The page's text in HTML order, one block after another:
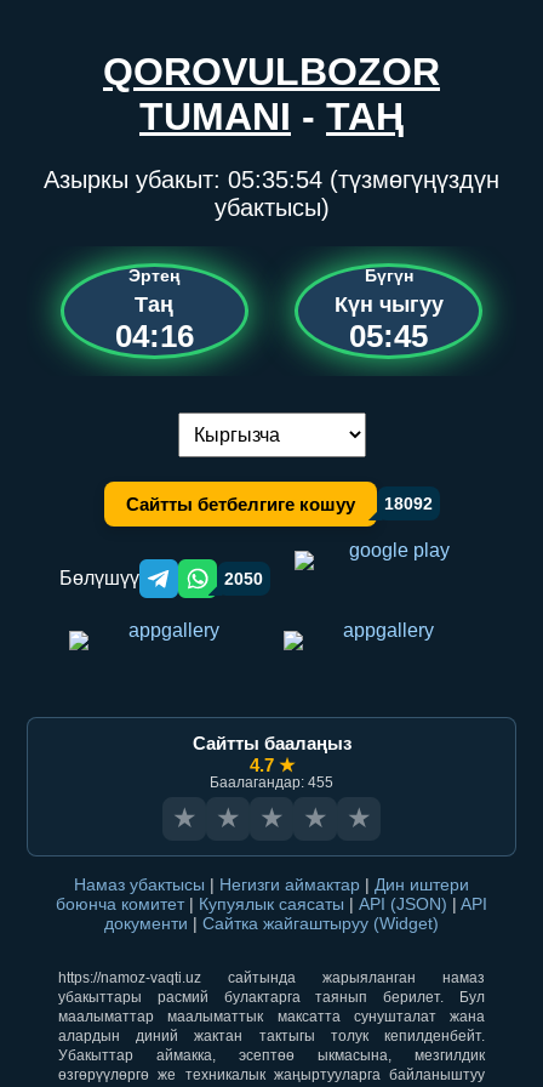
QOROVULBOZOR
TUMANI - ТАҢ
Азыркы убакыт: 05:35:54 (түзмөгүңүздүн
убактысы)
Эртең
Таң
04:16
Бүгүн
Күн чыгуу
05:45
Тилди алмаштыруу:
Сайтты бетбелгиге кошуу 18092
Бөлүшүү Telegram orqali ulashish
WhatsApp orqali ulashish
2050
Сайтты баалаңыз
4.7 ★
Баалагандар: 455
★ ★ ★ ★ ★
Намаз убактысы | Негизги аймактар | Дин иштери
боюнча комитет | Купуялык саясаты | API (JSON) | API
документи | Сайтка жайгаштыруу (Widget)
https://namoz-vaqti.uz сайтында жарыяланган намаз
убакыттары расмий булактарга таянып берилет. Бул
маалыматтар маалыматтык максатта сунушталат жана
алардын диний жактан тактыгы толук кепилденбейт.
Убакыттар аймакка, эсептөө ыкмасына, мезгилдик
өзгөрүүлөргө же техникалык жаңыртууларга байланыштуу